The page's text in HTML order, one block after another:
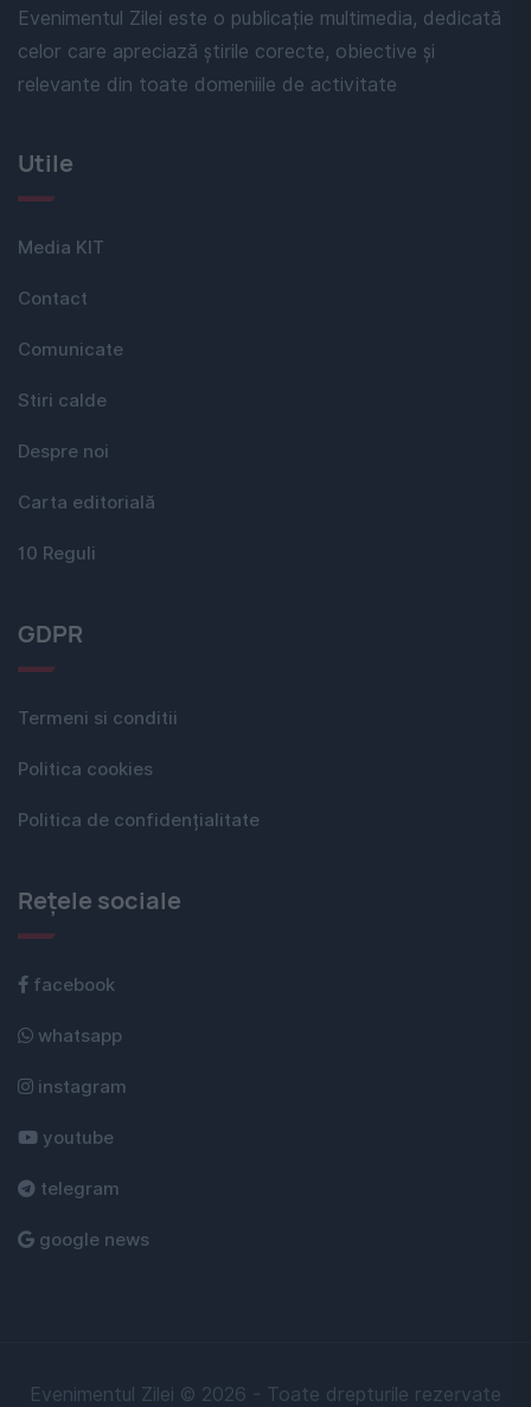
Evenimentul Zilei este o publicație multimedia, dedicată
celor care apreciază știrile corecte, obiective și
relevante din toate domeniile de activitate
Utile
Media KIT
Contact
Comunicate
Stiri calde
Despre noi
Carta editorială
10 Reguli
GDPR
Termeni si conditii
Politica cookies
Politica de confidențialitate
Rețele sociale
facebook
whatsapp
instagram
youtube
telegram
google news
Evenimentul Zilei © 2026 - Toate drepturile rezervate